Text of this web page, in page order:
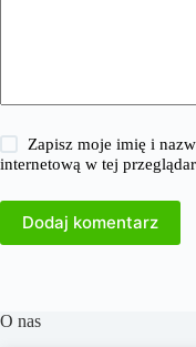
Zapisz moje imię i
internetową w tej
Dodaj komentarz
O nas